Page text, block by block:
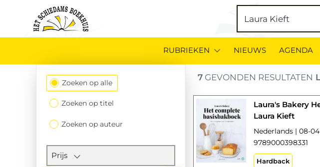
RUBRIEKEN NIEUWS AGENDA
Filtersectie
Zoeken op alle
Zoeken op titel
Zoeken op auteur
Prijs
7 GEVONDEN RESULTATEN
Laura's Bakery
Laura Kieft
Nederlands | 08-
9789000398331
Hardback